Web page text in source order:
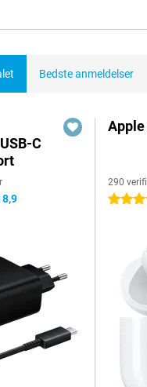
Bedste anmeldelser
C
290
4.5